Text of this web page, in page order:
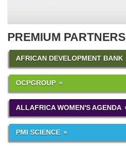
PREMIUM PARTNERS
AFRICAN DEVELOPMENT BANK
OCPGROUP
ALLAFRICA WOMEN'S AGENDA
PMI SCIENCE